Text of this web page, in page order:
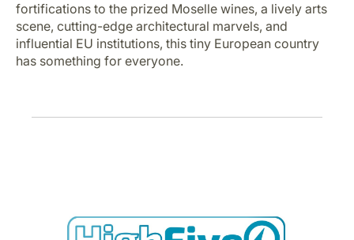
fortifications to the prized Moselle wines, a lively arts
scene, cutting-edge architectural marvels, and
influential EU institutions, this tiny European country
has something for everyone.